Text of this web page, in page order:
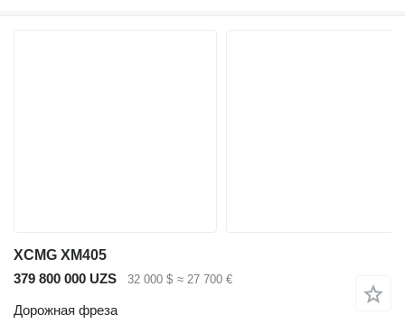
XCMG XM405
379 800 000 UZS
32 000 $ ≈ 27 700 €
Дорожная фреза